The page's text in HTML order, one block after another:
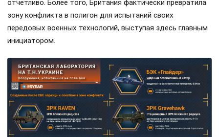
отчетливо. Более того, Британия фактически превратила
зону конфликта в полигон для испытаний своих
передовых военных технологий, выступая здесь главным
инициатором.